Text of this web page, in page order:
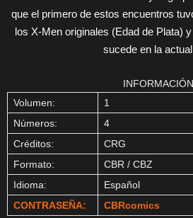
que el primero de estos encuentros
los X-Men originales (Edad de Plata)
sucede en la
INFORMACIÓN
Volumen:
1
Números:
4
Créditos:
CRG
Formato:
CBR / CBZ
Idioma:
Español
CONTRASEÑA:
CBRcomics